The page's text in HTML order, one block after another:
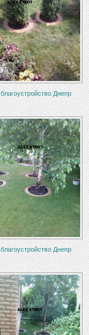
благоустройство Днепр
благоустройство Днепр